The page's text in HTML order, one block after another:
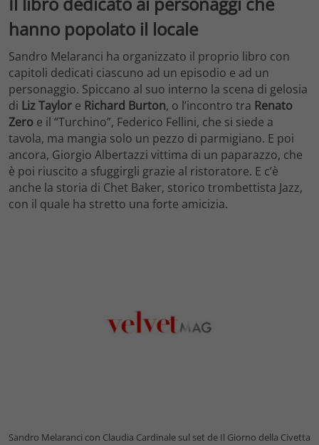
hanno popolato il locale
Sandro Melaranci ha organizzato il proprio libro con
capitoli dedicati ciascuno ad un episodio e ad un
personaggio. Spiccano al suo interno la scena di gelosia
di Liz Taylor e Richard Burton, o l’incontro tra Renato
Zero e il “Turchino”, Federico Fellini, che si siede a
tavola, ma mangia solo un pezzo di parmigiano. E poi
ancora, Giorgio Albertazzi vittima di un paparazzo, che
è poi riuscito a sfuggirgli grazie al ristoratore. E c’è
anche la storia di Chet Baker, storico trombettista Jazz,
con il quale ha stretto una forte amicizia.
Sandro Melaranci con Claudia Cardinale sul set de Il Giorno della Civetta